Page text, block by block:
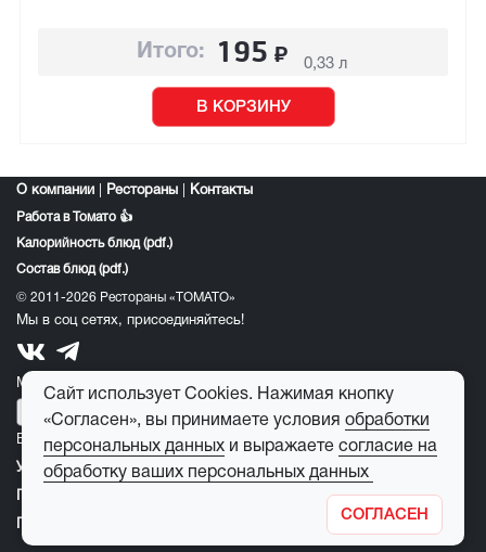
Итого: 195 ₽ 0,33 л
В КОРЗИНУ
О компании Рестораны Контакты
Работа в Томато 👍
Калорийность блюд (pdf.)
Состав блюд (pdf.)
© 2011-2026 Рестораны «ТОМАТО»
Мы в соц сетях, присоединяйтесь!
Мобильное приложение томато:
E-mail для обратной связи: feedback@tomato-pizza.ru
Условия обработки персональных данных
Сайт использует Cookies. Нажимая кнопку
«Согласен», вы принимаете условия обработки
персональных данных и выражаете согласие на
обработку ваших персональных данных
СОГЛАСЕН